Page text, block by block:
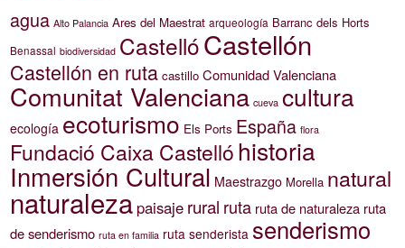
agua Alto Palancia Ares del Maestrat arqueología Barranc dels Horts
Benassal biodiversidad CastellóCastellón
Castellón en ruta castillo Comunidad Valenciana
Comunitat Valenciana cueva cultura
ecología ecoturismo Els Ports España flora
Fundació Caixa Castellóhistoria
Inmersión Cultural Maestrazgo Morella natural
naturaleza paisaje rural ruta ruta de naturaleza ruta
de senderismo ruta en familia ruta senderista senderismo